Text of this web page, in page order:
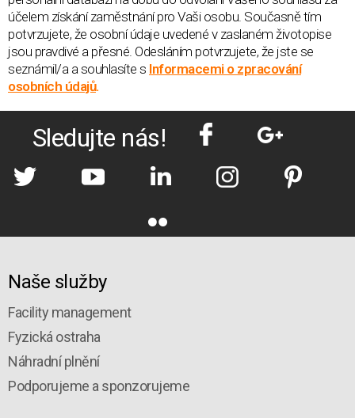
účelem získání zaměstnání pro Vaši osobu. Současně tím
potvrzujete, že osobní údaje uvedené v zaslaném životopise
jsou pravdivé a přesné. Odesláním potvrzujete, že jste se
seznámil/a a souhlasíte s Informacemi o zpracování
osobních údajů.
Sledujte nás!
Naše služby
Facility management
Fyzická ostraha
Náhradní plnění
Podporujeme a sponzorujeme